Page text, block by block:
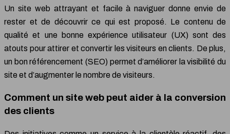
Un site web attrayant et facile à naviguer donne envie de
rester et de découvrir ce qui est proposé. Le contenu de
qualité et une bonne expérience utilisateur (UX) sont des
atouts pour attirer et convertir les visiteurs en clients. De plus,
un bon référencement (SEO) permet d’améliorer la visibilité du
site et d’augmenter le nombre de visiteurs.
Comment un site web peut aider à la conversion
des clients